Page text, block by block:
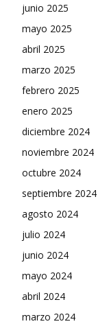
junio 2025
mayo 2025
abril 2025
marzo 2025
febrero 2025
enero 2025
diciembre 2024
noviembre 2024
octubre 2024
septiembre 2024
agosto 2024
julio 2024
junio 2024
mayo 2024
abril 2024
marzo 2024